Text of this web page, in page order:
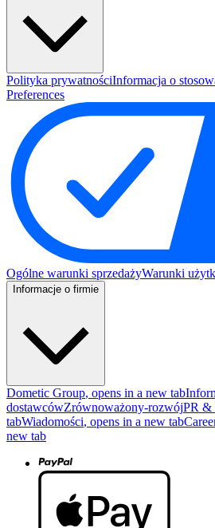
Polityka prywatnościInformacja o
Preferences
Ogólne warunki sprzedażyWarunki
Informacje o firmie
Dometic Group, opens in a new tab
dostawcówZrównoważony-rozwójPR &
tabWiadomości, opens in a new tab
new tab